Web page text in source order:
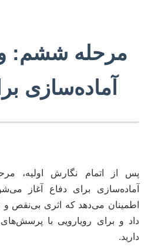
مرحله ششم:
آماده‌سازی
پس از اتمام نگارش اولیه،
آماده‌سازی برای دفاع آغاز
اطمینان می‌دهد که اثری بی‌نقص و
داد و برای رویارویی با
دارید.